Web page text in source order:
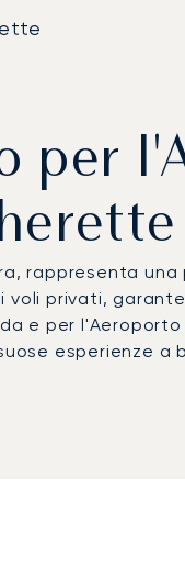
per
rappresenta
privati,
e per
esperienze